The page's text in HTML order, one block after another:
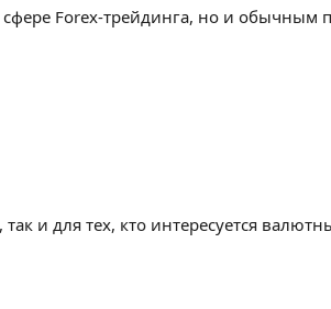
Forex-трейдинга, но и обычным
и для тех, кто интересуется